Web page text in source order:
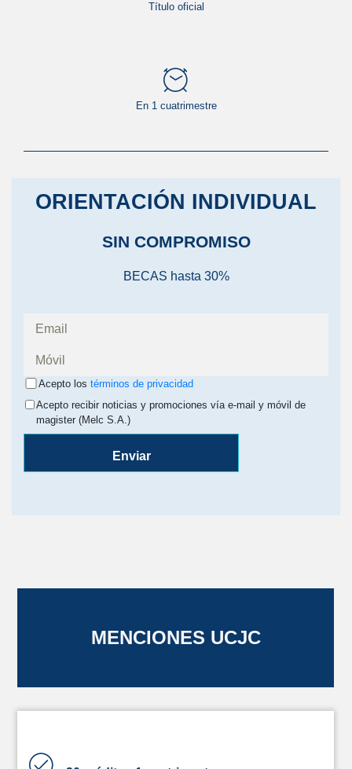
Título oficial
En 1 cuatrimestre
ORIENTACIÓN INDIVIDUAL
SIN COMPROMISO
BECAS hasta 30%
Acepto los términos de privacidad
Acepto recibir noticias y promociones vía e-mail y móvil de
magister (Melc S.A.)
Enviar
MENCIONES UCJC